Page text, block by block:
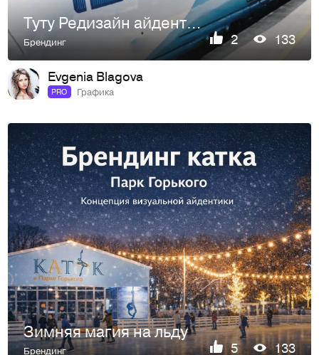
Туту Редизайн айдентики.
Брендинг 2 133
Evgenia Blagova
PRO Графика
Зимняя магия на льду
Брендинг 5 133